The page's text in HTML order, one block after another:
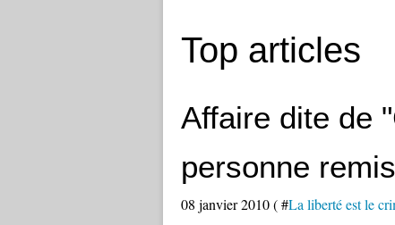
Top articles
Affaire dite de
personne
08 janvier 2010 ( #La liberté est le